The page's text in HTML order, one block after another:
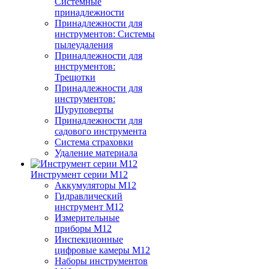
принадлежности
Принадлежности для
инструментов: Системы
пылеудаления
Принадлежности для
инструментов:
Трещотки
Принадлежности для
инструментов:
Шуруповерты
Принадлежности для
садового инструмента
Система страховки
Удаление материала
Инструмент серии M12
Аккумуляторы M12
Гидравлический
инструмент M12
Измерительные
приборы M12
Инспекционные
цифровые камеры M12
Наборы инструментов